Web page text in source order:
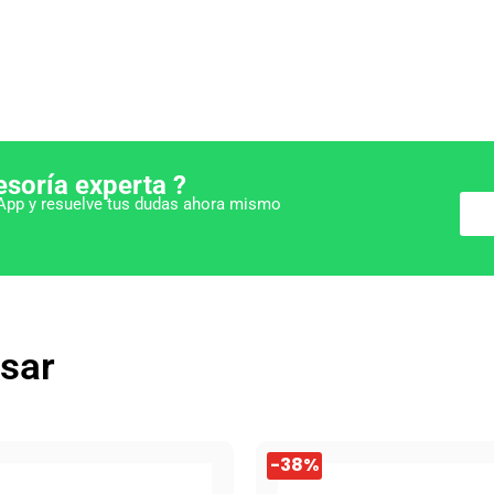
experta ?
y resuelve tus dudas ahora mismo
-38%
El
precio
El
precio